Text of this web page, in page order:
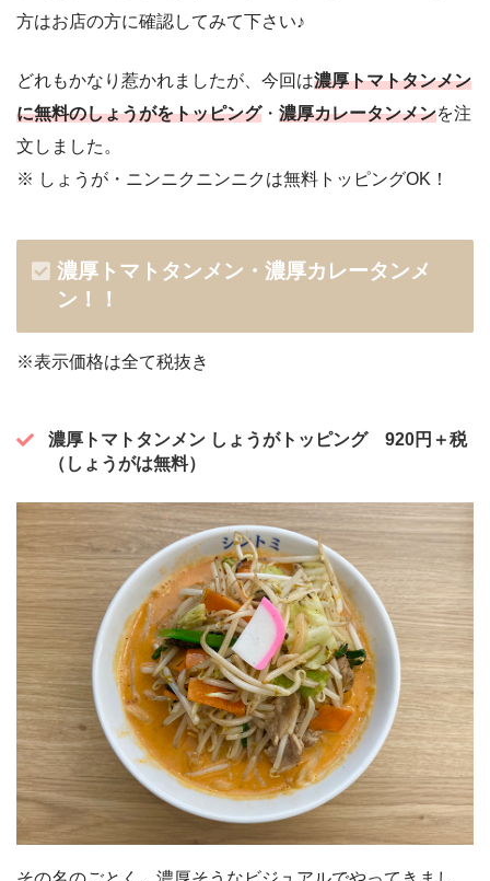
方はお店の方に確認してみて下さい♪
どれもかなり惹かれましたが、今回は濃厚トマトタンメン
に無料のしょうがをトッピング・ 濃厚カレータンメンを注
文しました。
※ しょうが・ニンニクニンニクは無料トッピングOK！
濃厚トマトタンメン・濃厚カレータンメ
ン！！
※表示価格は全て税抜き
濃厚トマトタンメン しょうがトッピング 920円＋税
（しょうがは無料）